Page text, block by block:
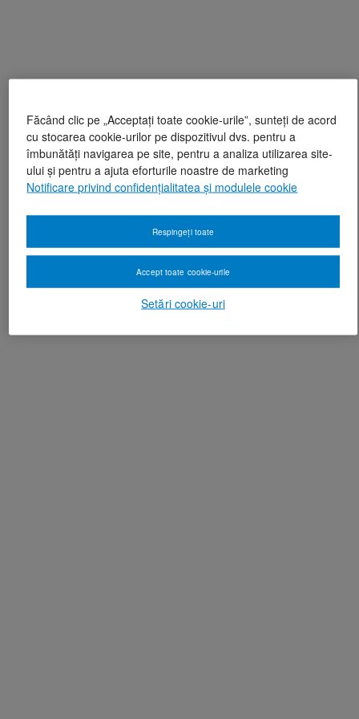
Făcând clic pe „Acceptați toate cookie-urile”, sunteți de acord
cu stocarea cookie-urilor pe dispozitivul dvs. pentru a
îmbunătăți navigarea pe site, pentru a analiza utilizarea site-
ului și pentru a ajuta eforturile noastre de marketing
Notificare privind confidențialitatea și modulele cookie
Setări cookie-uri
Respingeți toate
Accept toate cookie-urile